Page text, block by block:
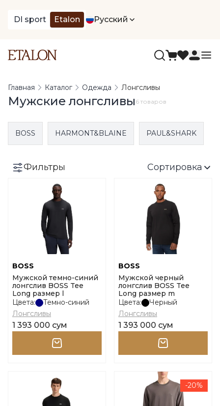
DI sport Etalon Русский
Главная Каталог Одежда Лонгсливы
Мужские лонгсливы 6 товаров
BOSS HARMONT&BLAINE PAUL&SHARK
Фильтры Сортировка
BOSS
Мужской темно-синий
лонгслив BOSS Tee
Long размер l
Цвета:
Темно-синий
Лонгсливы
1 393 000 сум
BOSS
Мужской черный
лонгслив BOSS Tee
Long размер m
Цвета:
Черный
Лонгсливы
1 393 000 сум
-20%